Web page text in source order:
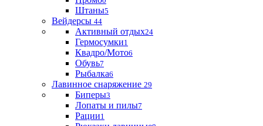
Штаны5
Вейдерсы 44
Активный отдых24
Гермосумки1
Квадро/Мото6
Обувь7
Рыбалка6
Лавинное снаряжение 29
Биперы3
Лопаты и пилы7
Рации1